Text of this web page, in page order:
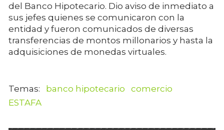
del Banco Hipotecario. Dio aviso de inmediato a
sus jefes quienes se comunicaron con la
entidad y fueron comunicados de diversas
transferencias de montos millonarios y hasta la
adquisiciones de monedas virtuales.
banco hipotecario
comercio
ESTAFA